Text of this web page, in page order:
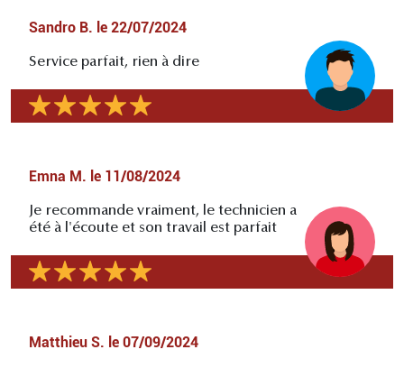
Sandro B. le 22/07/2024
Service parfait, rien à dire
Emna M. le 11/08/2024
Je recommande vraiment, le technicien a
été à l'écoute et son travail est parfait
Matthieu S. le 07/09/2024